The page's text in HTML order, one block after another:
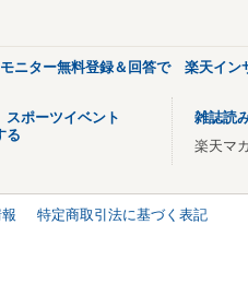
ニター無料登録＆回答で 楽天イン
スポーツイベント
る
雑誌読
楽天マ
特定商取引法に基づく表記